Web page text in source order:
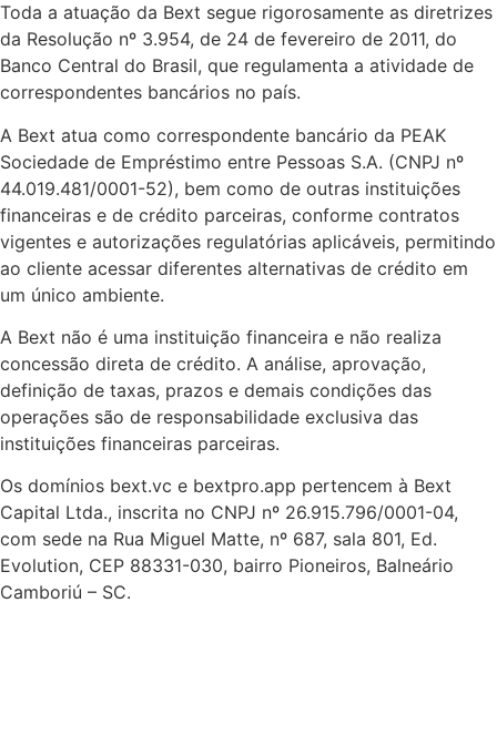
Toda a atuação da Bext segue rigorosamente as diretrizes
da Resolução nº 3.954, de 24 de fevereiro de 2011, do
Banco Central do Brasil, que regulamenta a atividade de
correspondentes bancários no país.
A Bext atua como correspondente bancário da PEAK
Sociedade de Empréstimo entre Pessoas S.A. (CNPJ nº
44.019.481/0001-52), bem como de outras instituições
financeiras e de crédito parceiras, conforme contratos
vigentes e autorizações regulatórias aplicáveis, permitindo
ao cliente acessar diferentes alternativas de crédito em
um único ambiente.
A Bext não é uma instituição financeira e não realiza
concessão direta de crédito. A análise, aprovação,
definição de taxas, prazos e demais condições das
operações são de responsabilidade exclusiva das
instituições financeiras parceiras.
Os domínios bext.vc e bextpro.app pertencem à Bext
Capital Ltda., inscrita no CNPJ nº 26.915.796/0001-04,
com sede na Rua Miguel Matte, nº 687, sala 801, Ed.
Evolution, CEP 88331-030, bairro Pioneiros, Balneário
Camboriú – SC.